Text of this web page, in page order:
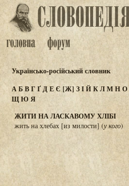
Українсько-російський словник
АБВГҐДЕЄ [Ж]ЗІЙКЛМНО
ЩЮ Я
ЖИТИ НА ЛАСКАВОМУ ХЛІБІ
жить на хлебах [из милости] (у кого)